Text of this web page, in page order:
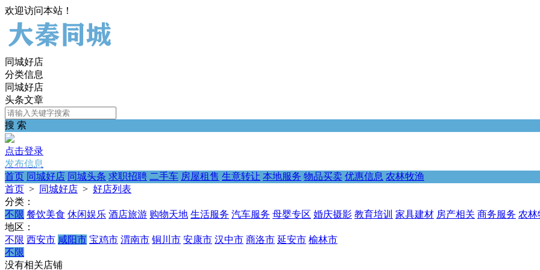
欢迎访问本站！
同城好店
分类信息
同城好店
头条文章
搜 索
点击登录
发布信息
首页 同城好店 同城头条 求职招聘 二手车 房屋租售 生意转让 本地服务 物品买卖 优惠信息 农林牧渔
首页 > 同城好店 > 好店列表
分类：
不限 餐饮美食 休闲娱乐 酒店旅游 购物天地 生活服务 汽车服务 母婴专区 婚庆摄影 教育培训 家具建材 房产相关 商务服务 农林
地区：
不限 西安市 咸阳市 宝鸡市 渭南市 铜川市 安康市 汉中市 商洛市 延安市 榆林市
不限
没有相关店铺